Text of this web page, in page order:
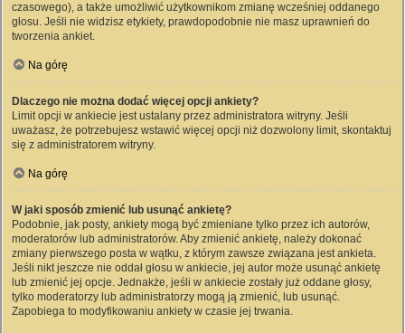
czasowego), a także umożliwić użytkownikom zmianę wcześniej oddanego
głosu. Jeśli nie widzisz etykiety, prawdopodobnie nie masz uprawnień do
tworzenia ankiet.
Na górę
Dlaczego nie można dodać więcej opcji ankiety?
Limit opcji w ankiecie jest ustalany przez administratora witryny. Jeśli
uważasz, że potrzebujesz wstawić więcej opcji niż dozwolony limit, skontaktuj
się z administratorem witryny.
Na górę
W jaki sposób zmienić lub usunąć ankietę?
Podobnie, jak posty, ankiety mogą być zmieniane tylko przez ich autorów,
moderatorów lub administratorów. Aby zmienić ankietę, należy dokonać
zmiany pierwszego posta w wątku, z którym zawsze związana jest ankieta.
Jeśli nikt jeszcze nie oddał głosu w ankiecie, jej autor może usunąć ankietę
lub zmienić jej opcje. Jednakże, jeśli w ankiecie zostały już oddane głosy,
tylko moderatorzy lub administratorzy mogą ją zmienić, lub usunąć.
Zapobiega to modyfikowaniu ankiety w czasie jej trwania.